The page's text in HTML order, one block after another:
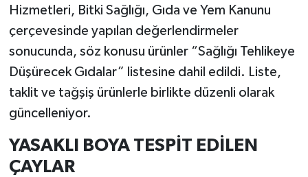
Hizmetleri, Bitki Sağlığı, Gıda ve Yem Kanunu
çerçevesinde yapılan değerlendirmeler
sonucunda, söz konusu ürünler “Sağlığı Tehlikeye
Düşürecek Gıdalar” listesine dahil edildi. Liste,
taklit ve tağşiş ürünlerle birlikte düzenli olarak
güncelleniyor.
YASAKLI BOYA TESPİT EDİLEN
ÇAYLAR